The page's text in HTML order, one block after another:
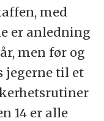
med
er anledning
men før og
jegerne til et
14 er alle